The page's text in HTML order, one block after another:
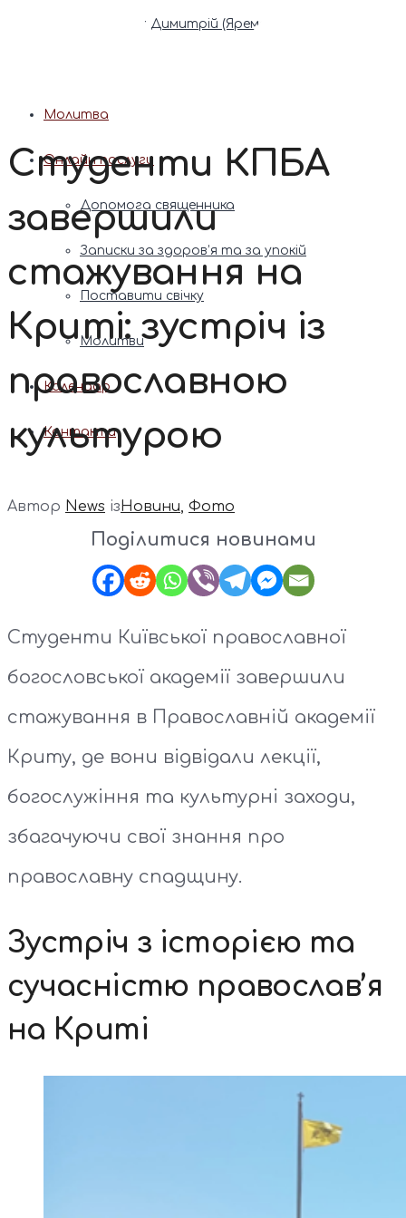
Патріарх Димитрій (Ярема)
Молитва
Онлайн послуги
Допомога священника
Записки за здоров’я та за упокій
Поставити свічку
Молитви
Календар
Контакти
Студенти КПБА
завершили
стажування на
Криті: зустріч із
православною
культурою
Автор News ізНовини, Фото
Поділитися новинами
Студенти Київської православної
богословської академії завершили
стажування в Православній академії
Криту, де вони відвідали лекції,
богослужіння та культурні заходи,
збагачуючи свої знання про
православну спадщину.
Зустріч з історією та
сучасністю православ’я
на Криті